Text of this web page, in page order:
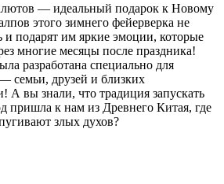
— идеальный подарок к Новому
этого зимнего фейерверка не
и подарят им яркие эмоции, которые
многие месяцы после праздника!
разработана специально для
семьи, друзей и близких
А вы знали, что традиция запускать
пришла к нам из Древнего Китая, где
злых духов?